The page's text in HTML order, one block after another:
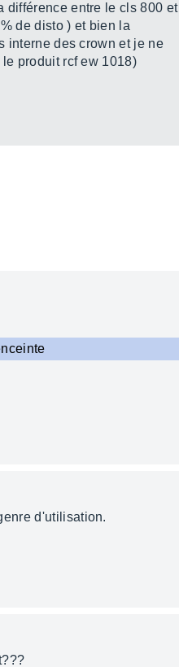
différence entre le cls 800 et
de disto ) et bien la
interne des crown et je ne
produit rcf ew 1018)
d'utilisation.